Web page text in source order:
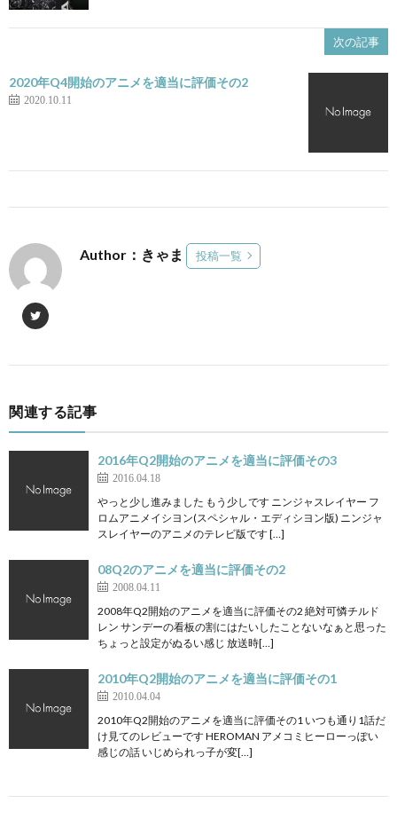
次の記事
2020年Q4開始のアニメを適当に評価その2
2020.10.11
Author：きゃま 投稿一覧
関連する記事
2016年Q2開始のアニメを適当に評価その3
2016.04.18
やっと少し進みました もう少しです ニンジャスレイヤー フ
ロムアニメイシヨン(スペシャル・エディシヨン版) ニンジャ
スレイヤーのアニメのテレビ版です […]
08Q2のアニメを適当に評価その2
2008.04.11
2008年Q2開始のアニメを適当に評価その2 絶対可憐チルド
レン サンデーの看板の割にはたいしたことないなぁと思った
ちょっと設定がぬるい感じ 放送時[…]
2010年Q2開始のアニメを適当に評価その1
2010.04.04
2010年Q2開始のアニメを適当に評価その1 いつも通り1話だ
け見てのレビューです HEROMAN アメコミヒーローっぽい
感じの話 いじめられっ子が変[…]